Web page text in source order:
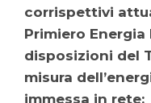
corrispettivi
Primiero Energia
disposizioni del
misura
immessa in rete: